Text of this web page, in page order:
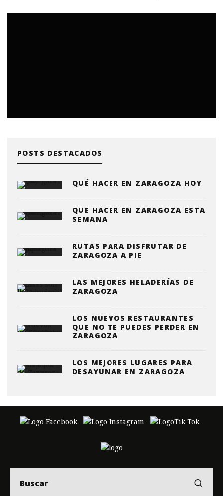
POSTS DESTACADOS
QUÉ HACER EN ZARAGOZA HOY
QUE HACER EN ZARAGOZA ESTA
SEMANA
RUTAS PARA DISFRUTAR DE
ZARAGOZA A PIE
LAS MEJORES HELADERÍAS DE
ZARAGOZA
LOS NUEVOS RESTAURANTES
QUE NO TE PUEDES PERDER EN
ZARAGOZA
LOS MEJORES LUGARES PARA
DESAYUNAR EN ZARAGOZA